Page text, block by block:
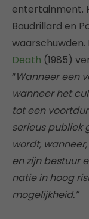
entertainment.
Baudrillard en
waarschuwden.
Death (1985)
“Wanneer een
wanneer het
tot een
serieus publiek
wordt,
en zijn bestuur
natie in hoog
mogelijkheid.”